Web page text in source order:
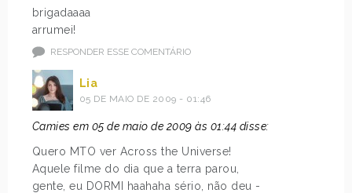
brigadaaaa
arrumei!
RESPONDER ESSE COMENTÁRIO
Lia
05 DE MAIO DE 2009 - 01:46
Camies em 05 de maio de 2009 às 01:44 disse:
Quero MTO ver Across the Universe!
Aquele filme do dia que a terra parou,
gente, eu DORMI haahaha sério, não deu -